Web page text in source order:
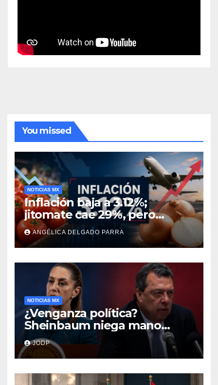
You missed
NOTICIAS MX
Inflación baja a 3.12%;
jitomate cae 29%, pero
cebolla y vuelos se
encarecen
ANGÉLICA DELGADO PARRA
NOTICIAS MX
¿Venganza política?
Sheinbaum niega mano
negra en captura de Ángel
Aguirre
JODP